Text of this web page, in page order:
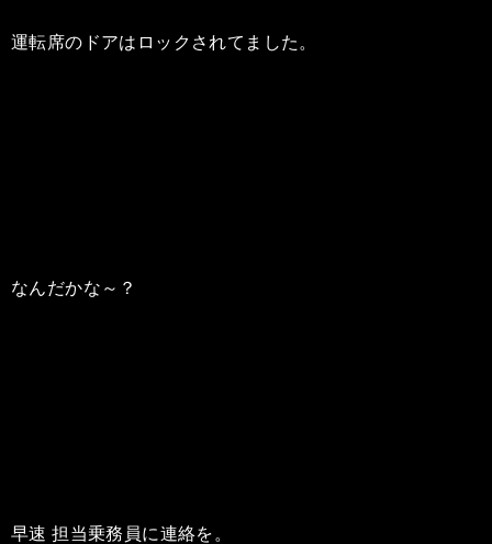
運転席のドアはロックされてました。
なんだかな～？
早速 担当乗務員に連絡を。